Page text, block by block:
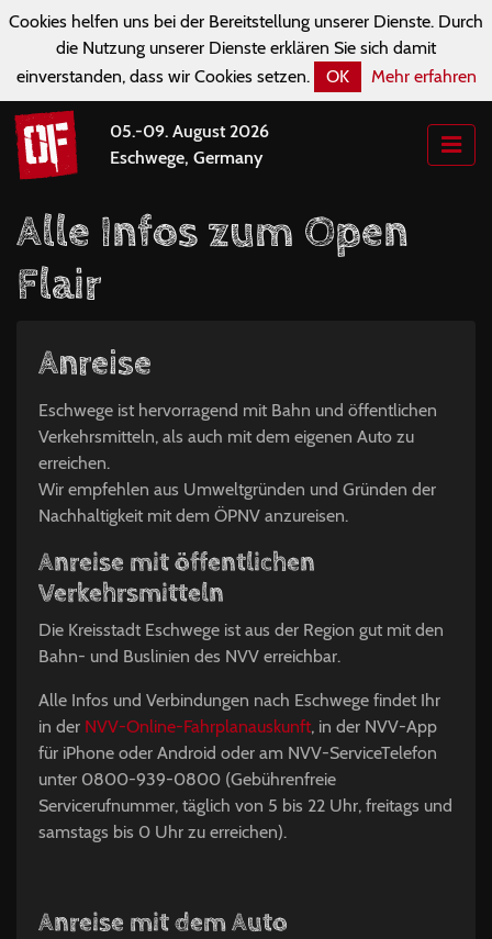
Cookies helfen uns bei der Bereitstellung unserer Dienste. Durch
die Nutzung unserer Dienste erklären Sie sich damit
einverstanden, dass wir Cookies setzen.
OK Mehr erfahren
05.-09. August 2026
Eschwege, Germany
Alle Infos zum Open
Flair
Anreise
Eschwege ist hervorragend mit Bahn und öffentlichen
Verkehrsmitteln, als auch mit dem eigenen Auto zu
erreichen.
Wir empfehlen aus Umweltgründen und Gründen der
Nachhaltigkeit mit dem ÖPNV anzureisen.
Anreise mit öffentlichen
Verkehrsmitteln
Die Kreisstadt Eschwege ist aus der Region gut mit den
Bahn- und Buslinien des NVV erreichbar.
Alle Infos und Verbindungen nach Eschwege findet Ihr
in der NVV-Online-Fahrplanauskunft, in der NVV-App
für iPhone oder Android oder am NVV-ServiceTelefon
unter 0800-939-0800 (Gebührenfreie
Servicerufnummer, täglich von 5 bis 22 Uhr, freitags und
samstags bis 0 Uhr zu erreichen).
Anreise mit dem Auto